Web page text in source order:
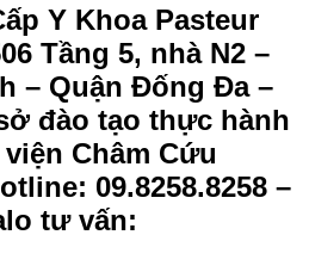
Y Khoa Pasteur
Tầng 5, nhà N2 –
– Quận Đống Đa –
đào tạo thực hành
Châm Cứu
09.8258.8258 –
tư vấn: